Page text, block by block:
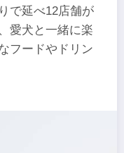
で延べ12店舗が
愛犬と一緒に楽
フードやドリン